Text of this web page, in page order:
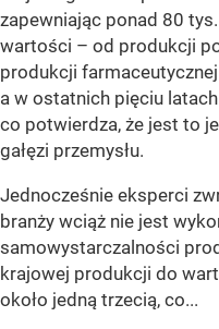
zapewniając ponad 80
wartości – od produkcji
produkcji
a w ostatnich pięciu
co potwierdza, że jest to
gałęzi przemysłu.
Jednocześnie eksperci
branży wciąż nie jest
samowystarczalności
krajowej produkcji do
około jedną trzecią, co...